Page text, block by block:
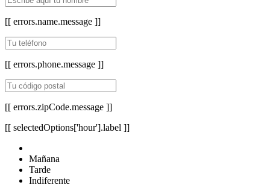
[[ errors.name.message ]]
[[ errors.phone.message ]]
[[ errors.zipCode.message ]]
[[ selectedOptions['hour'].label ]]
Mañana
Tarde
Indiferente